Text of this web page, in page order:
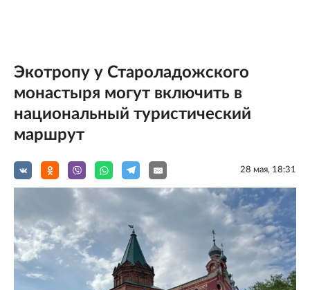
Экотропу у Староладожского
монастыря могут включить в
национальный туристический
маршрут
28 мая, 18:31